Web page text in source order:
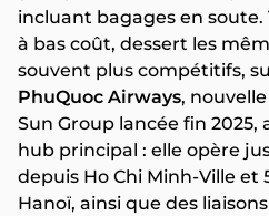
incluant bagages en soute.
à bas coût, dessert les
souvent plus compétitifs,
PhuQuoc Airways,
Sun Group lancée fin 2025,
hub principal : elle opère
depuis Ho Chi Minh-Ville et
Hanoï, ainsi que des